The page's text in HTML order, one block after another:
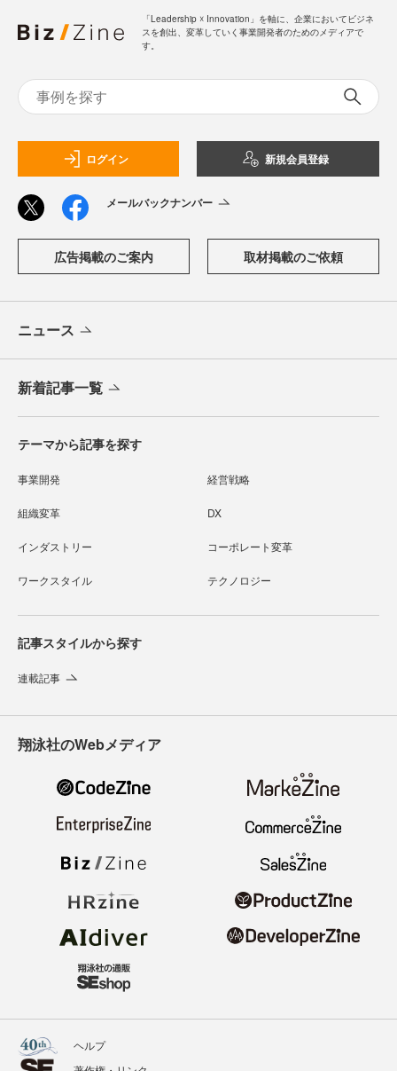
「Leadership ☓ Innovation」を軸に、企業においてビジネ
スを創出、変革していく事業開発者のためのメディアで
す。
ログイン 新規会員登録
メールバックナンバー
広告掲載のご案内 取材掲載のご依頼
ニュース
新着記事一覧
テーマから記事を探す
事業開発 経営戦略
組織変革 DX
インダストリー コーポレート変革
ワークスタイル テクノロジー
記事スタイルから探す
連載記事
翔泳社のWebメディア
ヘルプ